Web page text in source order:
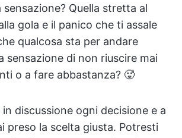
sensazione? Quella stretta al
gola e il panico che ti assale
qualcosa sta per andare
sensazione di non riuscire mai
o a fare abbastanza? 🥵
discussione ogni decisione e a
preso la scelta giusta. Potresti